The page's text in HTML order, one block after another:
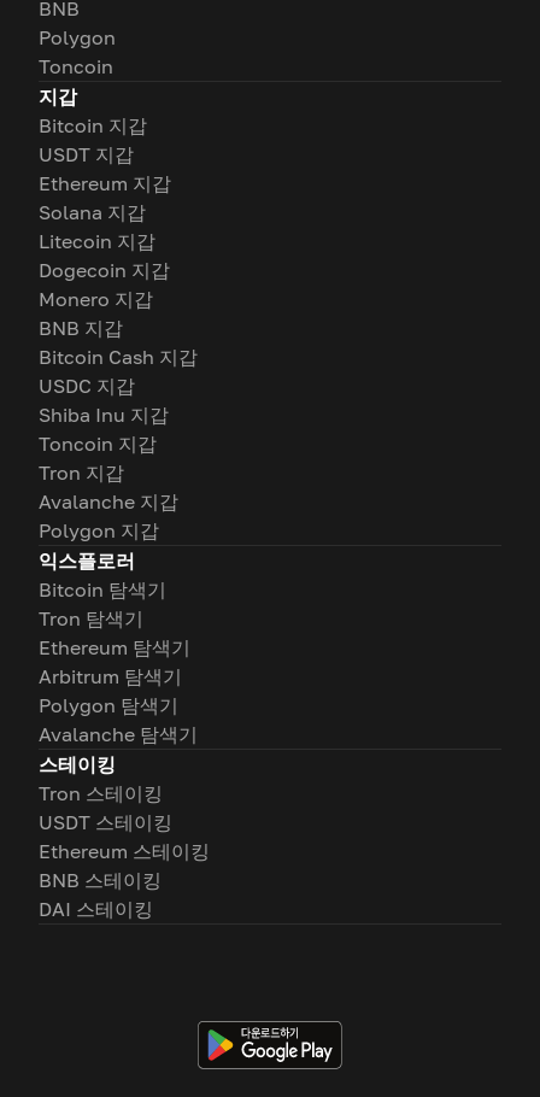
BNB
Polygon
Toncoin
지갑
Bitcoin 지갑
USDT 지갑
Ethereum 지갑
Solana 지갑
Litecoin 지갑
Dogecoin 지갑
Monero 지갑
BNB 지갑
Bitcoin Cash 지갑
USDC 지갑
Shiba Inu 지갑
Toncoin 지갑
Tron 지갑
Avalanche 지갑
Polygon 지갑
익스플로러
Bitcoin 탐색기
Tron 탐색기
Ethereum 탐색기
Arbitrum 탐색기
Polygon 탐색기
Avalanche 탐색기
스테이킹
Tron 스테이킹
USDT 스테이킹
Ethereum 스테이킹
BNB 스테이킹
DAI 스테이킹